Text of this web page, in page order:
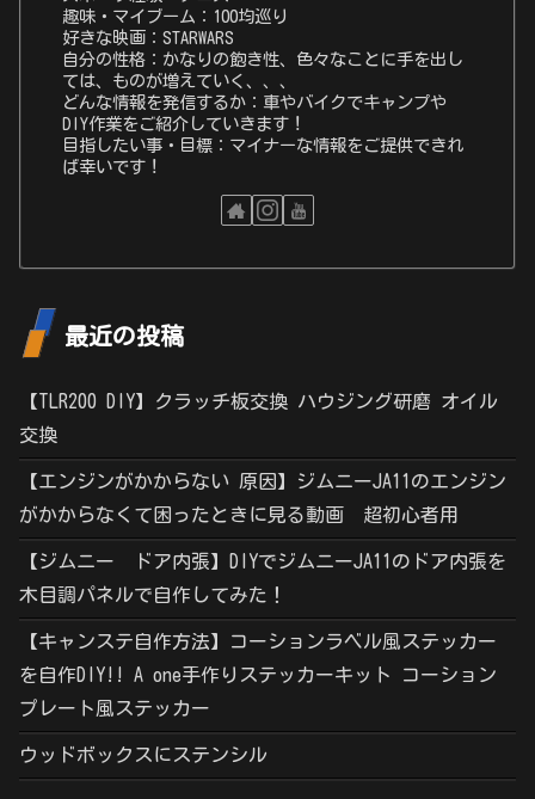
趣味・マイブーム：100均巡り
好きな映画：STARWARS
自分の性格：かなりの飽き性、色々なことに手を出し
ては、ものが増えていく、、、
どんな情報を発信するか：車やバイクでキャンプや
DIY作業をご紹介していきます！
目指したい事・目標：マイナーな情報をご提供できれ
ば幸いです！
最近の投稿
【TLR200 DIY】クラッチ板交換 ハウジング研磨 オイル
交換
【エンジンがかからない 原因】ジムニーJA11のエンジン
がかからなくて困ったときに見る動画 超初心者用
【ジムニー ドア内張】DIYでジムニーJA11のドア内張を
木目調パネルで自作してみた！
【キャンステ自作方法】コーションラベル風ステッカー
を自作DIY!! A one手作りステッカーキット コーション
プレート風ステッカー
ウッドボックスにステンシル